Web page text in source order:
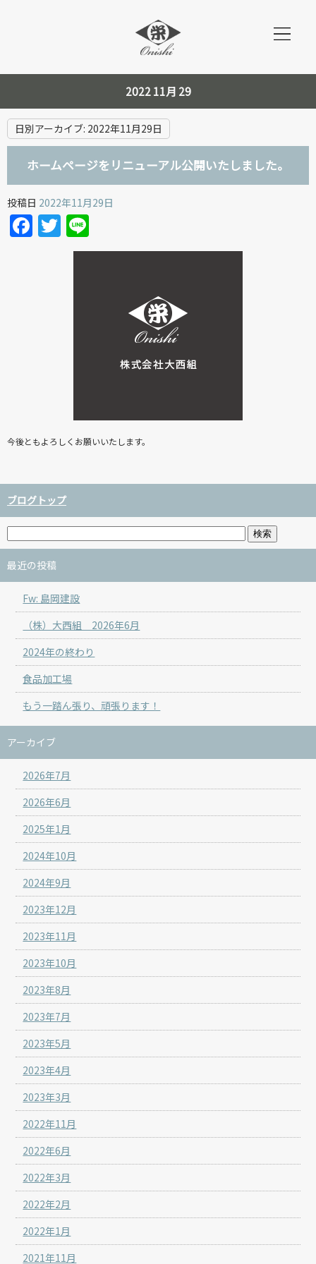
2022 11月 29
日別アーカイブ: 2022年11月29日
ホームページをリニューアル公開いたしました。
投稿日 2022年11月29日
Facebook
Twitter
今後ともよろしくお願いいたします。
ブログトップ
最近の投稿
Fw: 島岡建設
（株）大西組 2026年6月
2024年の終わり
食品加工場
もう一踏ん張り、頑張ります！
アーカイブ
2026年7月
2026年6月
2025年1月
2024年10月
2024年9月
2023年12月
2023年11月
2023年10月
2023年8月
2023年7月
2023年5月
2023年4月
2023年3月
2022年11月
2022年6月
2022年3月
2022年2月
2022年1月
2021年11月